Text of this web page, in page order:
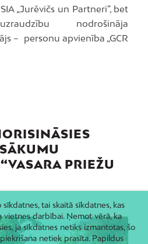
„Jurēvičs un Partneri”, bet
nodrošināja
– personu apvienība „GCR
PRIEŽU
tai skaitā sīkdatnes, kas
vietnes darbībai. Ņemot vērā, ka
ja sīkdatnes netiks izmantotas, šo
netiek prasīta. Papildus